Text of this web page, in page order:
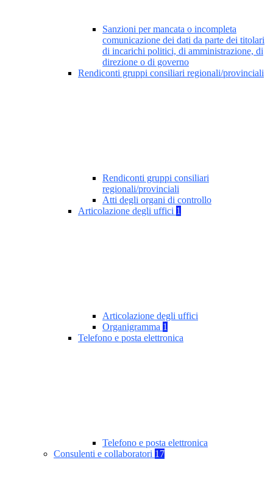
Sanzioni per mancata o incompleta
comunicazione dei dati da parte dei titolari
di incarichi politici, di amministrazione, di
direzione o di governo
Rendiconti gruppi consiliari regionali/provinciali
Rendiconti gruppi consiliari
regionali/provinciali
Atti degli organi di controllo
Articolazione degli uffici 1
Articolazione degli uffici
Organigramma 1
Telefono e posta elettronica
Telefono e posta elettronica
Consulenti e collaboratori 17